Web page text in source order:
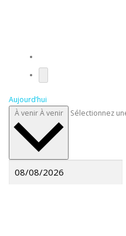
Aujourd’hui
À venirÀ venir Sélectionnez